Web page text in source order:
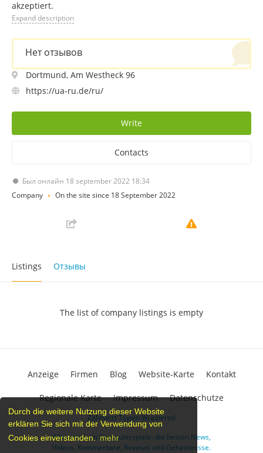
Durch die weitere Nutzung dieser Website
erklären Sie sich mit der Verwendung von
Cookies einverstanden. mehr
akzeptiert.
Expand description
Нет отзывов
Dortmund, Am Westheck 96
https://ua-ru.de/ru/
Write
Contacts
Был онлайн 18 september 2022 18:34
Company
On the site since 18 September 2022
Listings Отзывы
The list of company listings is empty
Zahnarzt Tsypin Wuppertal
Alles rund um Computerspiele: die besten News,
Videos, Kommentare, Reviews und Geheimnisse.
Anzeige Firmen Blog Website-Karte Kontakt
Regionale Karte Impressum Datenschutze